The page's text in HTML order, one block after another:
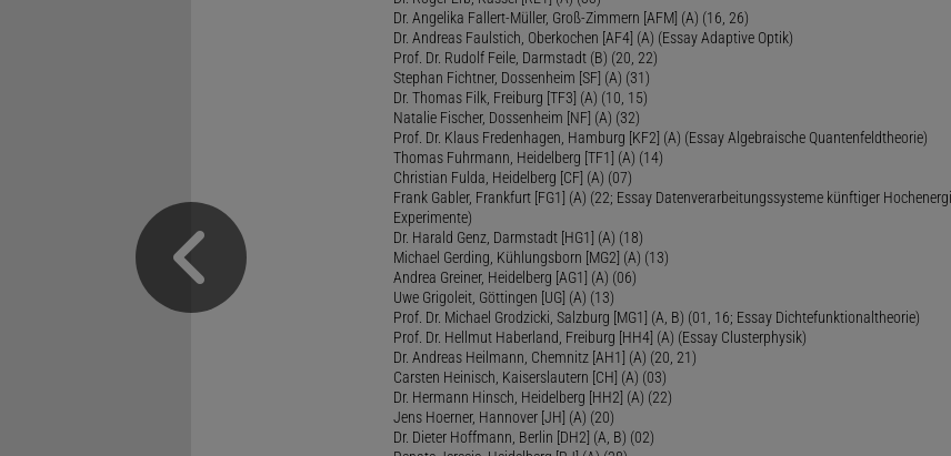
Dr. Angelika Fallert-Müller, Groß-Zimmern [AFM] (A) (16, 26)
Dr. Andreas Faulstich, Oberkochen [AF4] (A) (Essay Adaptive Optik)
Prof. Dr. Rudolf Feile, Darmstadt (B) (20, 22)
Stephan Fichtner, Dossenheim [SF] (A) (31)
Dr. Thomas Filk, Freiburg [TF3] (A) (10, 15)
Natalie Fischer, Dossenheim [NF] (A) (32)
Prof. Dr. Klaus Fredenhagen, Hamburg [KF2] (A) (Essay Algebraische Quantenfeldtheorie)
Thomas Fuhrmann, Heidelberg [TF1] (A) (14)
Christian Fulda, Heidelberg [CF] (A) (07)
Frank Gabler, Frankfurt [FG1] (A) (22; Essay Datenverarbeitungssysteme künftiger
Experimente)
Dr. Harald Genz, Darmstadt [HG1] (A) (18)
Michael Gerding, Kühlungsborn [MG2] (A) (13)
Andrea Greiner, Heidelberg [AG1] (A) (06)
Uwe Grigoleit, Göttingen [UG] (A) (13)
Prof. Dr. Michael Grodzicki, Salzburg [MG1] (A, B) (01, 16; Essay Dichtefunktionaltheorie)
Prof. Dr. Hellmut Haberland, Freiburg [HH4] (A) (Essay Clusterphysik)
Dr. Andreas Heilmann, Chemnitz [AH1] (A) (20, 21)
Carsten Heinisch, Kaiserslautern [CH] (A) (03)
Dr. Hermann Hinsch, Heidelberg [HH2] (A) (22)
Jens Hoerner, Hannover [JH] (A) (20)
Dr. Dieter Hoffmann, Berlin [DH2] (A, B) (02)